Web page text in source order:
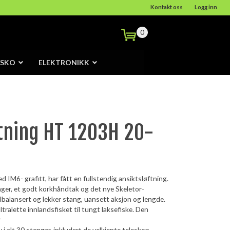
Kontakt oss Logg inn
0
ELEKTRONIKK
HT 1203H 20-
IM6- grafitt, har fått en fullstendig ansiktsløftning.
et godt korkhåndtak og det nye Skeletor-
og lekker stang, uansett aksjon og lengde.
innlandsfisket til tungt laksefiske. Den